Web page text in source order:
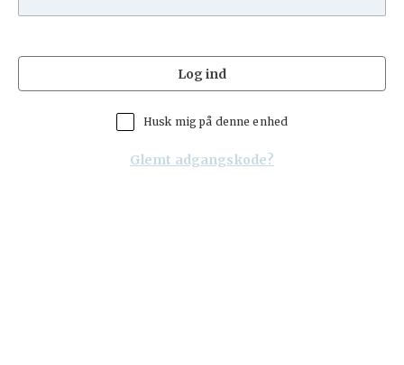
Log ind
Husk mig på denne enhed
Glemt adgangskode?